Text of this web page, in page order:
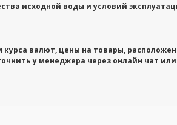
исходной воды и условий
валют, цены на товары,
у менеджера через онлайн чат